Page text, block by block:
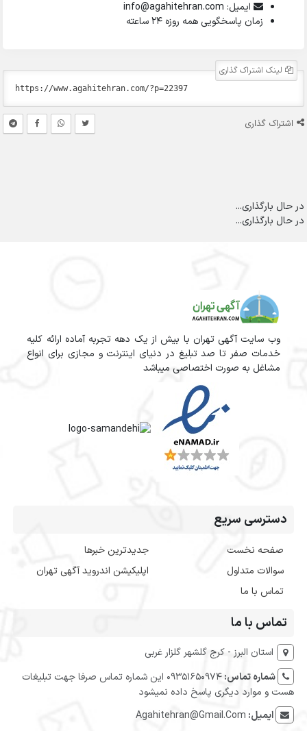
ایمیل: info@agahitehran.com
زمان پاسخگویی همه روزه 24 ساعته
لینک اشتراک گذاری
اشتراک گذاری
در حال بارگذاری...
در حال بارگذاری...
وب سایت آگهی تهران با بیش از یک دهه تجربه آماده ارائه کلیه
خدمات صفر تا صد تبلیغ در دنیای اینترنت و مجازی برای انواع
مشاغل به صورت اختصاصی میباشد
دسترسی سریع
صفحه نخست
سوالات متداول
تماس با ما
جدیدترین خبرها
اپلیکیشن اندروید آگهی تهران
تماس با ما
استان البرز - کرج گلشهر گلزار غربی
شماره تماس:
09351650974 این شماره تماس صرفا جهت تبلیغات
هست و موارد دیگری پاسخ داده نمیشود
ایمیل: Agahitehran@Gmail.Com